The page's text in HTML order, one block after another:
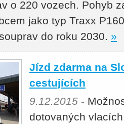
o 220 vozech. Pohyb
jako typ Traxx
do roku 2030. »
Jízd zdarma na
cestujících
9.12.2015 -
dotovaných